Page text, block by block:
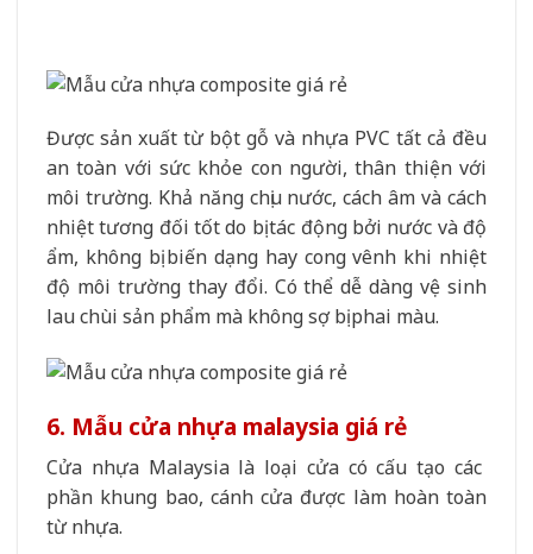
Được sản xuất từ bột gỗ và nhựa PVC tất cả đều
an toàn với sức khỏe con người, thân thiện với
môi trường. Khả năng chịu nước, cách âm và cách
nhiệt tương đối tốt do bị tác động bởi nước và độ
ẩm, không bị biến dạng hay cong vênh khi nhiệt
độ môi trường thay đổi. Có thể dễ dàng vệ sinh
lau chùi sản phẩm mà không sợ bị phai màu.
6. Mẫu cửa nhựa malaysia giá rẻ
Cửa nhựa Malaysia là loại cửa có cấu tạo các
phần khung bao, cánh cửa được làm hoàn toàn
từ nhựa.